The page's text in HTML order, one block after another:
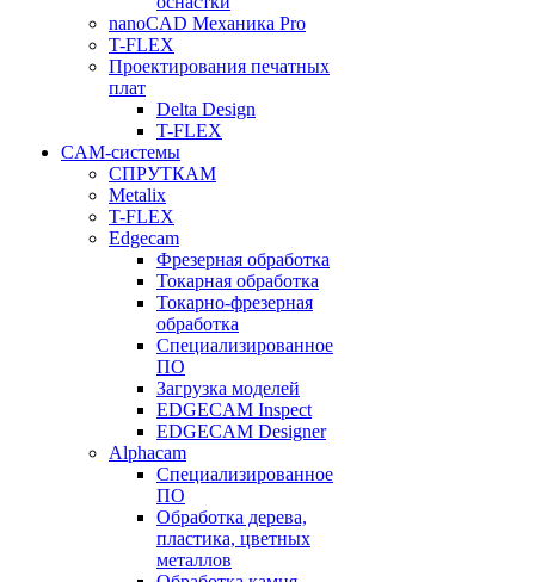
nanoCAD Механика Pro
T-FLEX
Проектирования печатных
плат
Delta Design
T-FLEX
CAM-системы
СПРУТКAM
Metalix
T-FLEX
Edgecam
Фрезерная обработка
Токарная обработка
Токарно-фрезерная
обработка
Специализированное
ПО
Загрузка моделей
EDGECAM Inspect
EDGECAM Designer
Alphacam
Специализированное
ПО
Обработка дерева,
пластика, цветных
металлов